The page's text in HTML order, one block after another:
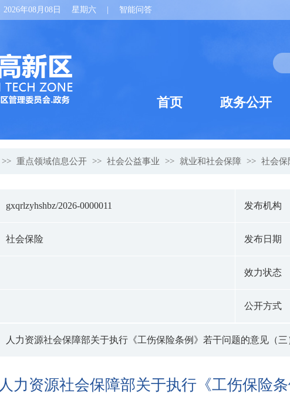
2026年08月08日 星期六 智能问答
首页 政务公开
>> 重点领域信息公开 >> 社会公益事业 >> 就业和社会保障 >> 社会保
gxqrlzyhshbz/2026-0000011 发布机构
社会保险 发布日期
效力状态
公开方式
人力资源社会保障部关于执行《工伤保险条例》若干问题的意见（三
人力资源社会保障部关于执行《工伤保险